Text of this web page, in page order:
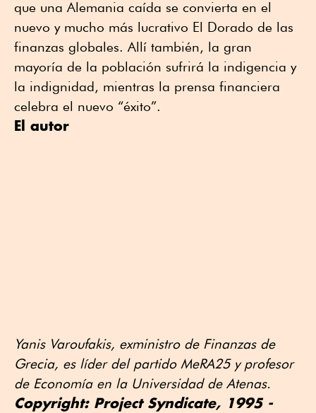
que una Alemania caída se convierta en el
nuevo y mucho más lucrativo El Dorado de las
finanzas globales. Allí también, la gran
mayoría de la población sufrirá la indigencia y
la indignidad, mientras la prensa financiera
celebra el nuevo “éxito”.
El autor
Yanis Varoufakis, exministro de Finanzas de
Grecia, es líder del partido MeRA25 y profesor
de Economía en la Universidad de Atenas.
Copyright: Project Syndicate, 1995 -